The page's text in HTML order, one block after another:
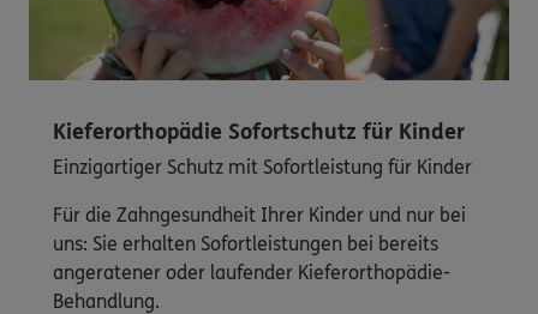
Kieferorthopädie Sofortschutz für Kinder
Einzigartiger Schutz mit Sofortleistung für Kinder
Für die Zahngesundheit Ihrer Kinder und nur bei
uns: Sie erhalten Sofortleistungen bei bereits
angeratener oder laufender Kieferorthopädie-
Behandlung.